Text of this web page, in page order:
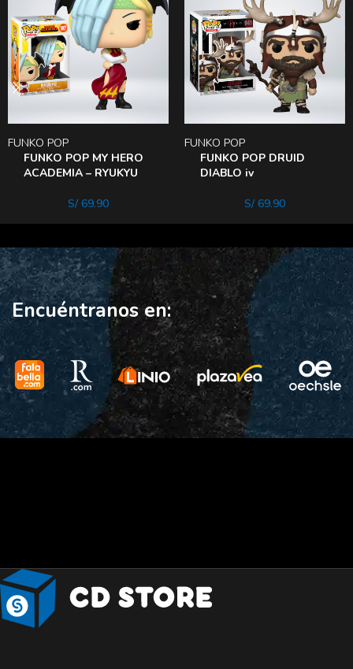
FUNKO POP MY HERO
ACADEMIA – RYUKYU
FUNKO POP
S/69.90
FUNKO POP DRUID
DIABLO iv
FUNKO POP
S/69.90
Encuéntranos en: